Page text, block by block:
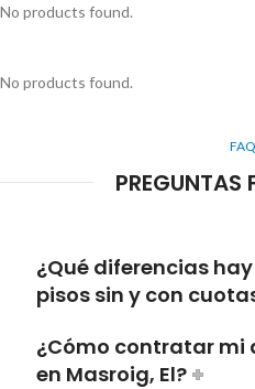
No products found.
No products found.
PREGUNTAS
¿Qué diferencias
pisos sin y con
¿Cómo contratar mi
en Masroig, El?